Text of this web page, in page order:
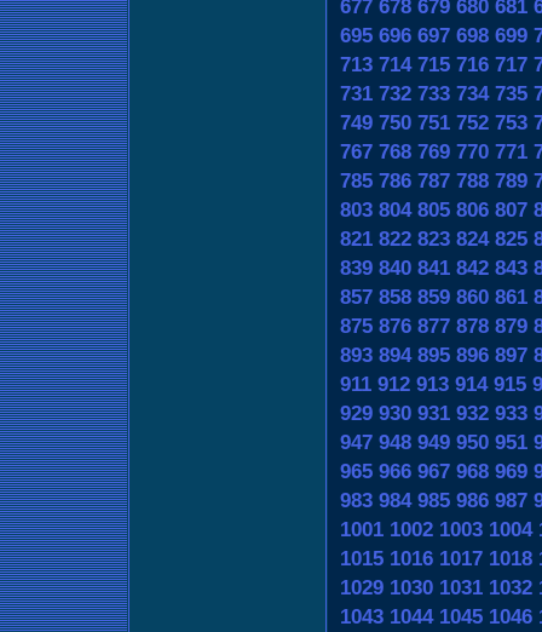
677 678 679 680 681
695 696 697 698 699
713 714 715 716 717
731 732 733 734 735
749 750 751 752 753
767 768 769 770 771
785 786 787 788 789
803 804 805 806 807
821 822 823 824 825
839 840 841 842 843
857 858 859 860 861
875 876 877 878 879
893 894 895 896 897
911 912 913 914 915
929 930 931 932 933
947 948 949 950 951
965 966 967 968 969
983 984 985 986 987
1001 1002 1003 1004
1015 1016 1017 1018
1029 1030 1031 1032
1043 1044 1045 1046